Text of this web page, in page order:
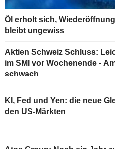
Öl erholt sich,
bleibt ungewiss
Aktien Schweiz Schluss:
im SMI vor Wochenende -
schwach
KI, Fed und Yen: die neue
den US-Märkten